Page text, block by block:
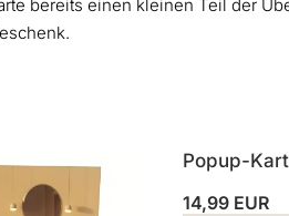
bereits einen kleinen Teil der
Popup-
14,99 EUR